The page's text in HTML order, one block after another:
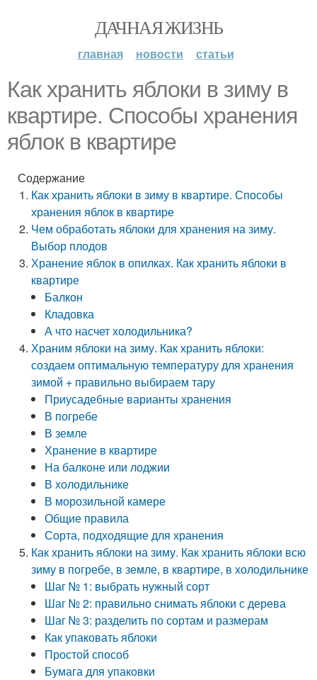
ДАЧНАЯ ЖИЗНЬ
главная новости статьи
Как хранить яблоки в зиму в
квартире. Способы хранения
яблок в квартире
Содержание
Как хранить яблоки в зиму в квартире. Способы
хранения яблок в квартире
Чем обработать яблоки для хранения на зиму.
Выбор плодов
Хранение яблок в опилках. Как хранить яблоки в
квартире
Балкон
Кладовка
А что насчет холодильника?
Храним яблоки на зиму. Как хранить яблоки:
создаем оптимальную температуру для хранения
зимой + правильно выбираем тару
Приусадебные варианты хранения
В погребе
В земле
Хранение в квартире
На балконе или лоджии
В холодильнике
В морозильной камере
Общие правила
Сорта, подходящие для хранения
Как хранить яблоки на зиму. Как хранить яблоки всю
зиму в погребе, в земле, в квартире, в холодильнике
Шаг № 1: выбрать нужный сорт
Шаг № 2: правильно снимать яблоки с дерева
Шаг № 3: разделить по сортам и размерам
Как упаковать яблоки
Простой способ
Бумага для упаковки